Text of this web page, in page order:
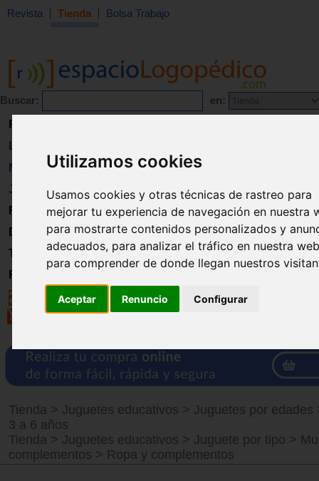
Utilizamos cookies
Usamos cookies y otras técnicas de rastreo para
mejorar tu experiencia de navegación en nuestra
para mostrarte contenidos personalizados y
adecuados, para analizar el tráfico en nuestra
para comprender de donde llegan nuestros
Aceptar Renuncio Configurar
Revista Tienda Bolsa Trabajo
Buscar: en:
Revista
Libros
Material
Juguetes
Formación
Directorio
Trabajo
Registro
Tienda > Juguetes educativos > Juguetes por edades
3 a 6 años
Tienda > Juguetes educativos > Juguete por tipo >
complementos > Ropa y complementos